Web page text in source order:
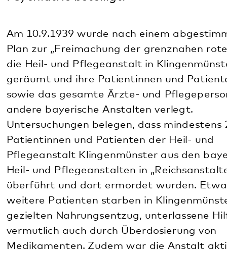
Untersuchungen belegen, dass mindestens 223
Patientinnen und Patienten der Heil- und
Pflegeanstalt Klingenmünster aus den bayerischen
Heil- und Pflegeanstalten in „Reichsanstalten“
überführt und dort ermordet wurden. Etwa 1700
weitere Patienten starben in Klingenmünster durch
gezielten Nahrungsentzug, unterlassene Hilfe und
vermutlich auch durch Überdosierung von
Medikamenten. Zudem war die Anstalt aktiv in die
von Zwangssterilisationen in der Pfalz
eingebunden.